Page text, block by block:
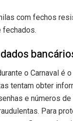
com fechos
fechados.
o Carnaval é
tentam obter
e números de
Para